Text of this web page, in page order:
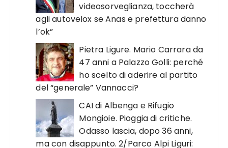
videosorveglianza, toccherà
agli autovelox se Anas e prefettura danno
l’ok”
Pietra Ligure. Mario Carrara da
47 anni a Palazzo Golli: perché
ho scelto di aderire al partito
del “generale” Vannacci?
CAI di Albenga e Rifugio
Mongioie. Pioggia di critiche.
Odasso lascia, dopo 36 anni,
ma con disappunto. 2/Parco Alpi Liguri: